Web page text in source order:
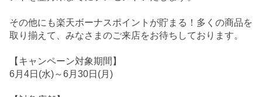
その他にも楽天ボーナスポイントが貯まる！多くの商品を
取り揃えて、みなさまのご来店をお待ちしております。
【キャンペーン対象期間】
6月4日(水)～6月30日(月)